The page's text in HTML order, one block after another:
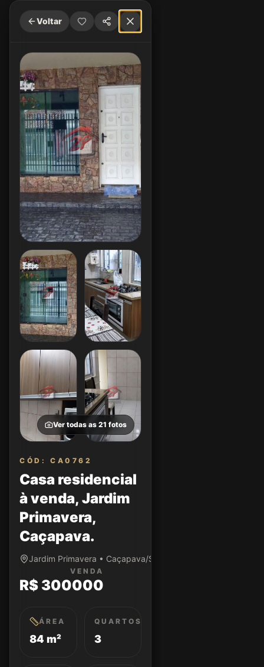
Voltar
Ver todas as 21 fotos
CÓD: CA0762
Casa residencial
à venda, Jardim
Primavera,
Caçapava.
Jardim Primavera • Caçapava/SP
VENDA
R$ 300000
ÁREA
84 m²
QUARTOS
3